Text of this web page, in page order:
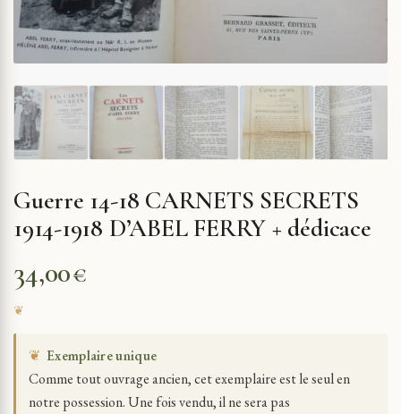
Guerre 14-18 CARNETS SECRETS
1914-1918 D’ABEL FERRY + dédicace
34,00€
❦ Exemplaire unique
Comme tout ouvrage ancien, cet exemplaire est le seul en
notre possession. Une fois vendu, il ne sera pas